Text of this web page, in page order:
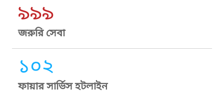
৯৯৯
জরুরি সেবা
১০২
ফায়ার সার্ভিস হটলাইন